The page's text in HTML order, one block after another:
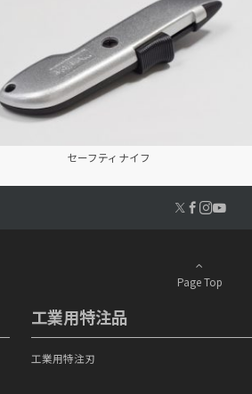
セーフティナイフ
Page Top
工業用特注品
工業用特注刃